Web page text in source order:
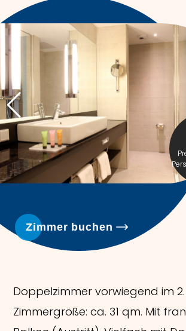
Zimmer buchen
Doppelzimmer vorwiegend im 2.
Zimmergröße: ca. 31 qm. Mit